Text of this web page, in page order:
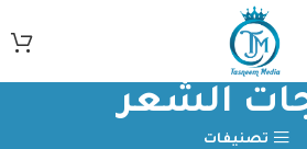
الشعر
تصنيفات